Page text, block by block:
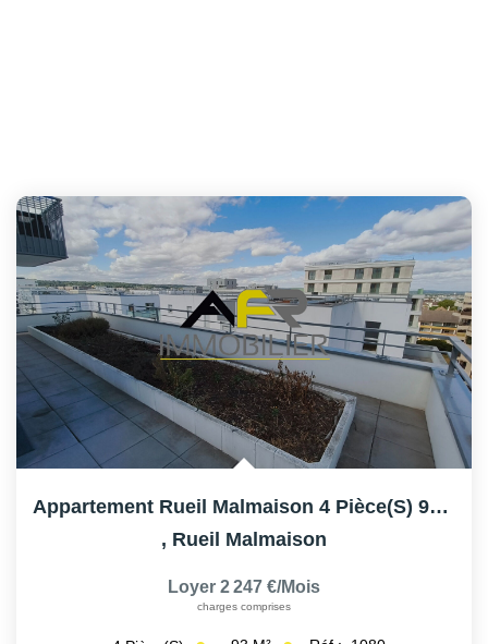
Appartement Rueil Malmaison 4 Pièce(s) 92 M2
, Rueil Malmaison
Loyer 2 247 €/mois
charges comprises